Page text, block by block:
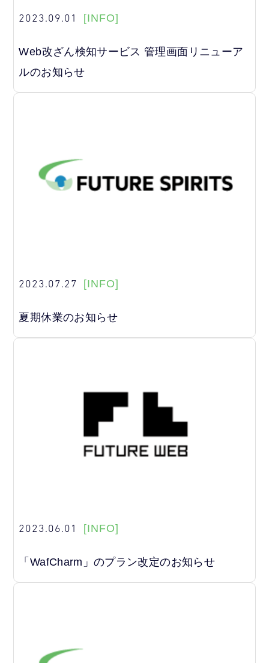
2023.09.01 [INFO]
Web改ざん検知サービス 管理画面リニューア
ルのお知らせ
2023.07.27 [INFO]
夏期休業のお知らせ
2023.06.01 [INFO]
「WafCharm」のプラン改定のお知らせ